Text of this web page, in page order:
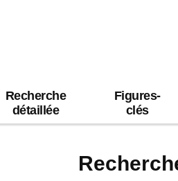
Recherche
détaillée
Figures-
clés